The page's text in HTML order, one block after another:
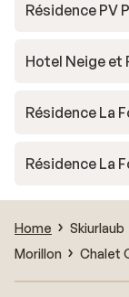
Résidence PV
Hotel Neige et
Résidence La
Résidence La
Home Skiurlaub
Morillon
Chalet